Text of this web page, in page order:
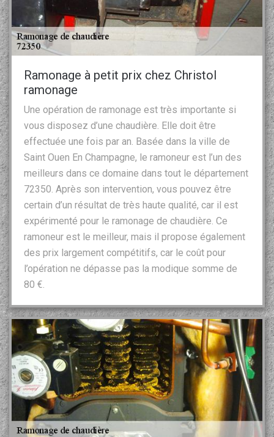
Ramonage à petit prix chez Christol
ramonage
Une opération de ramonage est très importante si
vous disposez d’une chaudière. Elle doit être
effectuée une fois par an. Basée dans la ville de
Saint Ouen En Champagne, le ramoneur est l’un des
meilleurs dans ce domaine dans tout le département
72350. Après son intervention, vous pouvez être
certain d’un résultat de très haute qualité, car il est
expérimenté pour le ramonage de chaudière. Ce
ramoneur est le meilleur, mais il propose également
des prix largement compétitifs, car le coût pour
l’opération ne dépasse pas la modique somme de
80 €.